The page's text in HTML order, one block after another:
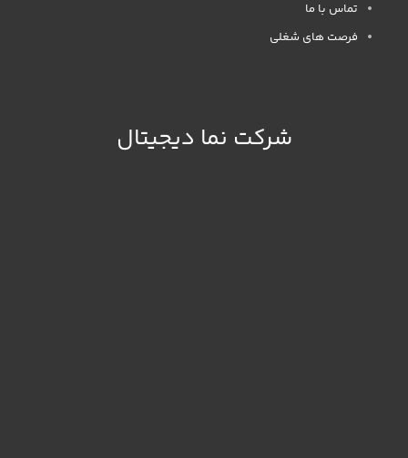
تماس با ما
فرصت های شغلی
شرکت نما دیجیتال